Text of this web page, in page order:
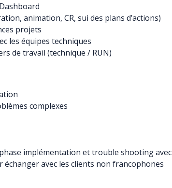
animation, CR, sui des plans d’actions)
projets
les équipes techniques
de travail (technique / RUN)
complexes
implémentation et trouble shooting avec
échanger avec les clients non francophones